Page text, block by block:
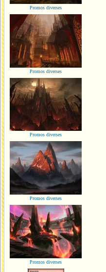
Promos diverses
Promos diverses
Promos diverses
Promos diverses
Promos diverses